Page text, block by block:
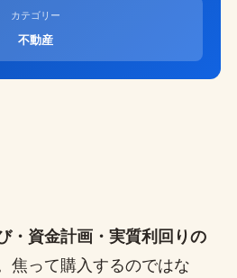
カテゴリー
不動産
・資金計画・実質利回りの
焦って購入するのではな